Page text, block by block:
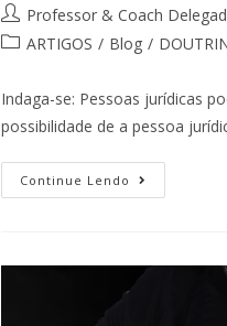
Professor & Coach
ARTIGOS / Blog /
Indaga-se: Pessoas jurídicas
possibilidade de a pessoa
Continue Lendo